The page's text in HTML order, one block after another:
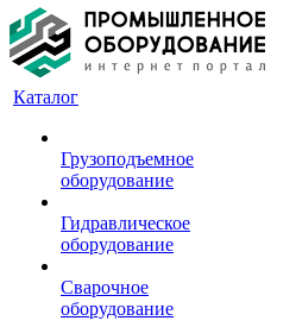
Каталог
Грузоподъемное
оборудование
Гидравлическое
оборудование
Сварочное
оборудование